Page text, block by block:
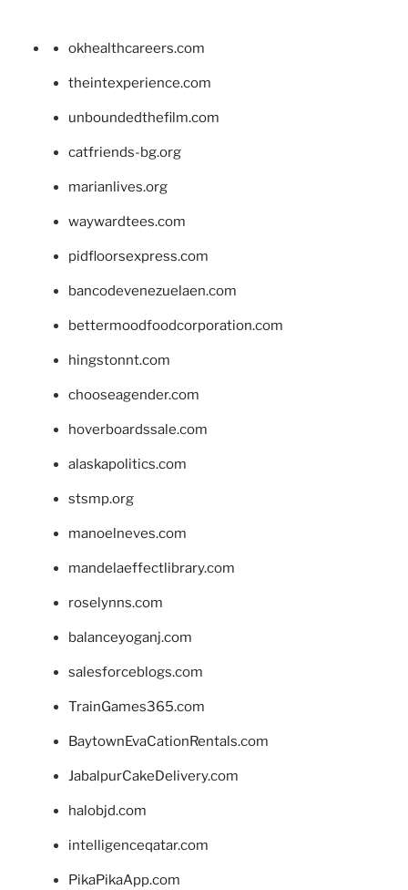
okhealthcareers.com
theintexperience.com
unboundedthefilm.com
catfriends-bg.org
marianlives.org
waywardtees.com
pidfloorsexpress.com
bancodevenezuelaen.com
bettermoodfoodcorporation.com
hingstonnt.com
chooseagender.com
hoverboardssale.com
alaskapolitics.com
stsmp.org
manoelneves.com
mandelaeffectlibrary.com
roselynns.com
balanceyoganj.com
salesforceblogs.com
TrainGames365.com
BaytownEvaCationRentals.com
JabalpurCakeDelivery.com
halobjd.com
intelligenceqatar.com
PikaPikaApp.com